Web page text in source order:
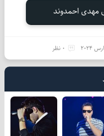
مهدی احمدوند
0 نظر